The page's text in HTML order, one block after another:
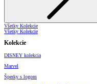
Všetky Kolekcie
Všetky Kolekcie
Kolekcie
DISNEY kolekcia
Marvel
Šperky s logom